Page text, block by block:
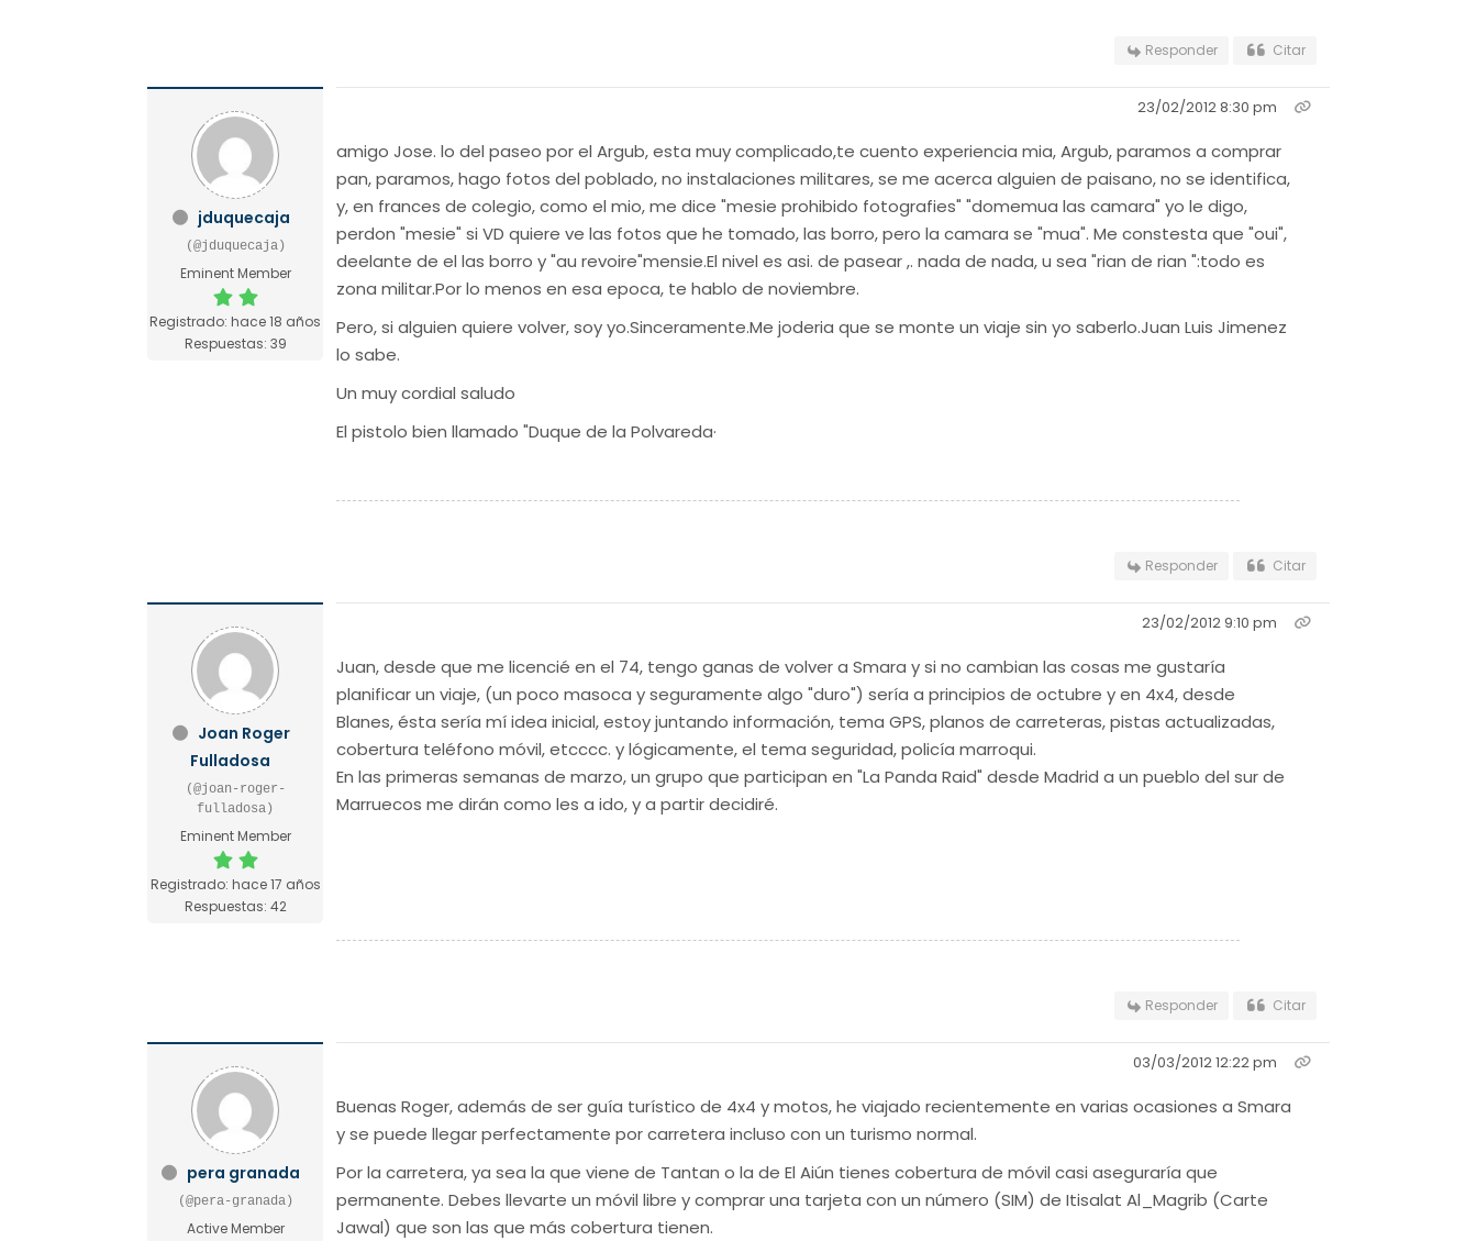
Responder Citar
jduquecaja
(@jduquecaja)
Eminent Member
Registrado: hace 18 años
Respuestas: 39
23/02/2012 8:30 pm
amigo Jose. lo del paseo por el Argub, esta muy complicado,te cuento experiencia mia, Argub, paramos a comprar
pan, paramos, hago fotos del poblado, no instalaciones militares, se me acerca alguien de paisano, no se identifica,
y, en frances de colegio, como el mio, me dice "mesie prohibido fotografies" "domemua las camara" yo le digo,
perdon "mesie" si VD quiere ve las fotos que he tomado, las borro, pero la camara se "mua". Me constesta que "oui",
deelante de el las borro y "au revoire"mensie.El nivel es asi. de pasear ,. nada de nada, u sea "rian de rian ":todo es
zona militar.Por lo menos en esa epoca, te hablo de noviembre.
Pero, si alguien quiere volver, soy yo.Sinceramente.Me joderia que se monte un viaje sin yo saberlo.Juan Luis Jimenez
lo sabe.
Un muy cordial saludo
El pistolo bien llamado "Duque de la Polvareda·
Responder Citar
Joan Roger
Fulladosa
(@joan-roger-
fulladosa)
Eminent Member
Registrado: hace 17 años
Respuestas: 42
23/02/2012 9:10 pm
Juan, desde que me licencié en el 74, tengo ganas de volver a Smara y si no cambian las cosas me gustaría
planificar un viaje, (un poco masoca y seguramente algo "duro") sería a principios de octubre y en 4x4, desde
Blanes, ésta sería mí idea inicial, estoy juntando información, tema GPS, planos de carreteras, pistas actualizadas,
cobertura teléfono móvil, etcccc. y lógicamente, el tema seguridad, policía marroqui.
En las primeras semanas de marzo, un grupo que participan en "La Panda Raid" desde Madrid a un pueblo del sur de
Marruecos me dirán como les a ido, y a partir decidiré.
Responder Citar
pera granada
(@pera-granada)
Active Member
03/03/2012 12:22 pm
Buenas Roger, además de ser guía turístico de 4x4 y motos, he viajado recientemente en varias ocasiones a Smara
y se puede llegar perfectamente por carretera incluso con un turismo normal.
Por la carretera, ya sea la que viene de Tantan o la de El Aiún tienes cobertura de móvil casi aseguraría que
permanente. Debes llevarte un móvil libre y comprar una tarjeta con un número (SIM) de Itisalat Al_Magrib (Carte
Jawal) que son las que más cobertura tienen.